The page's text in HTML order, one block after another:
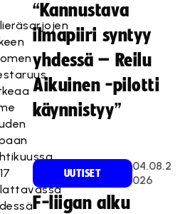
“Kannustava
ilmapiiri syntyy
yhdessä – Reilu
Aikuinen -pilotti
käynnistyy”
UUTISET
04.08.2
026
F-liigan alku